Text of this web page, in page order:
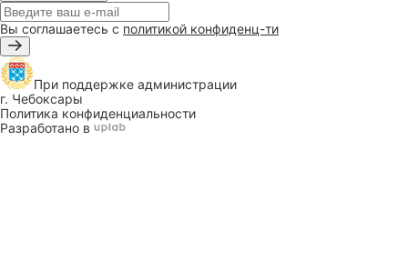
Вы соглашаетесь с политикой конфиденц-ти
При поддержке администрации
г. Чебоксары
Политика конфиденциальности
Разработано в